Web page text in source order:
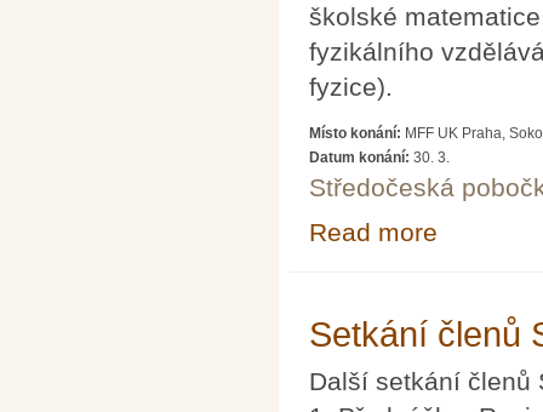
školské
fyzikálního
fyzice).
Místo konání: MFF UK Praha,
Datum konání: 30. 3.
Středočeská
Read more
Setkání členů
Další setkání členů